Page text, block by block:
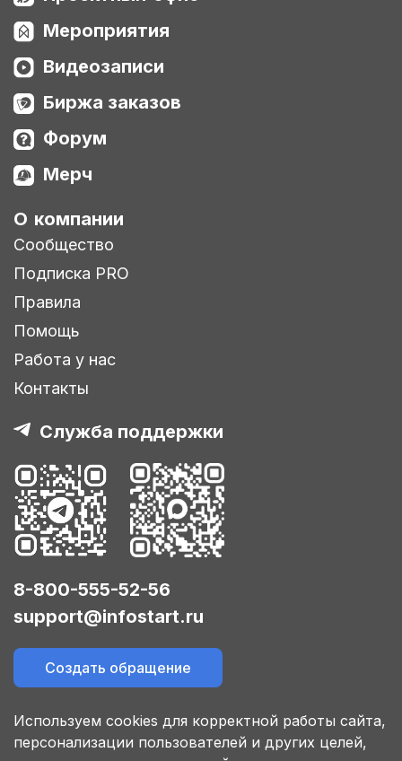
Мероприятия
Видеозаписи
Биржа заказов
Форум
Мерч
О компании
Сообщество
Подписка PRO
Правила
Помощь
Работа у нас
Контакты
Служба поддержки
8-800-555-52-56
support@infostart.ru
Создать обращение
Используем cookies для корректной работы сайта,
персонализации пользователей и других целей,